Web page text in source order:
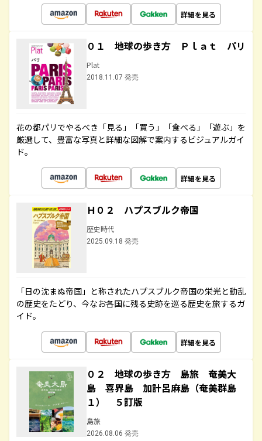
詳細を見る
０１ 地球の歩き方 Ｐｌａｔ パリ
Plat
2018.11.07 発売
花の都パリでやるべき「見る」「買う」「食べる」「遊ぶ」を
厳選して、豊富な写真と詳細な図解で案内するビジュアルガイ
ド。
詳細を見る
Ｈ０２ ハプスブルク帝国
歴史時代
2025.09.18 発売
「日の沈まぬ帝国」と称されたハプスブルク帝国の栄光と動乱
の歴史をたどり、今なお各国に残る史跡を巡る歴史を旅するガ
イド。
詳細を見る
０２ 地球の歩き方 島旅 奄美大
島 喜界島 加計呂麻島（奄美群島
１） ５訂版
島旅
2026.08.06 発売